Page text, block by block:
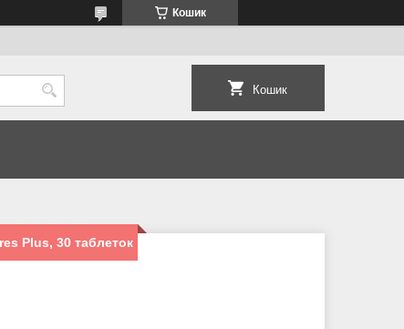
Кошик
Кошик
Plus, 30 таблеток